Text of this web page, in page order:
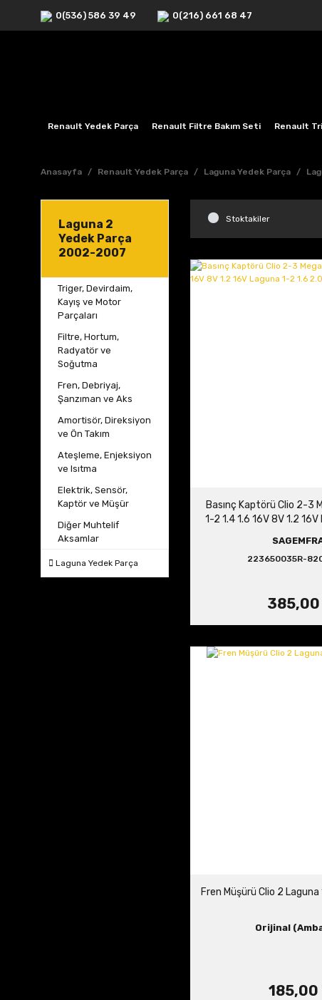
0(536) 586 39 49 0(216) 661 68 47
Renault Yedek Parça Renault Filtre Bakım Seti Renault
Anasayfa Renault Yedek Parça Laguna Yedek Parça
Laguna 2
Yedek Parça
2002-2007
Triger, Devirdaim,
Kayış ve Motor
Parçaları
Filtre, Hortum,
Radyatör ve
Soğutma
Fren, Debriyaj,
Şanzıman ve Aks
Amortisör, Direksiyon
ve Ön Takım
Ateşleme, Enjeksiyon
ve Isıtma
Elektrik, Sensör,
Kaptör ve Müşür
Diğer Muhtelif
Aksamlar
Laguna Yedek Parça
Stoktakiler
Basınç Kaptörü Clio 2-3
1-2 1.4 1.6 16V 8V 1.2
223650035R-
385,00
Fren Müşürü Clio 2
Orijinal
185,00